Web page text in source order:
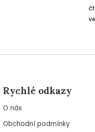
Rychlé odkazy
O nás
Obchodní podmínky